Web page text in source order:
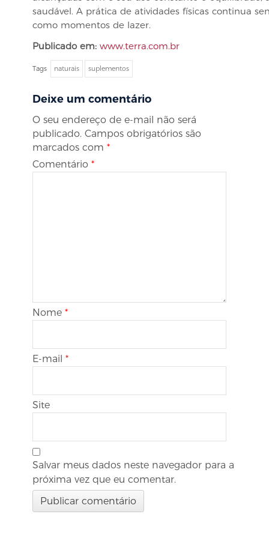
saudável. A prática de atividades físicas continua
como momentos de lazer.
Publicado em: www.terra.com.br
Tags naturais suplementos
Deixe um comentário
O seu endereço de e-mail não será
publicado. Campos obrigatórios são
marcados com *
Comentário *
Nome *
E-mail *
Site
Salvar meus dados neste navegador para a
próxima vez que eu comentar.